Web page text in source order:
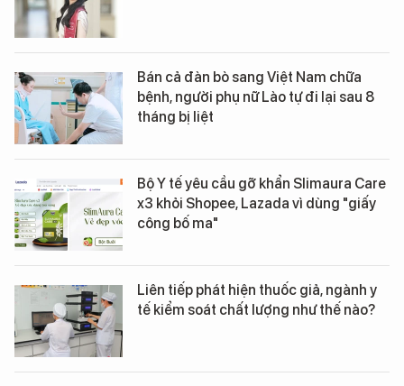
Bán cả đàn bò sang Việt Nam chữa
bệnh, người phụ nữ Lào tự đi lại sau 8
tháng bị liệt
Bộ Y tế yêu cầu gỡ khẩn Slimaura Care
x3 khỏi Shopee, Lazada vì dùng "giấy
công bố ma"
Liên tiếp phát hiện thuốc giả, ngành y
tế kiểm soát chất lượng như thế nào?